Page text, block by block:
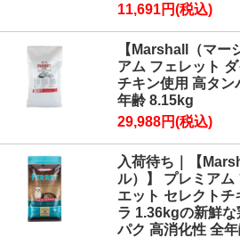
11,691円(税込)
【Marshall（マー
アム フェレット
チキン使用 高タン
年齢 8.15kg
29,988円(税込)
入荷待ち｜【
ル）】 プレミアム
エット セレクトチ
ラ 1.36kgの新鮮
パク 高消化性 全